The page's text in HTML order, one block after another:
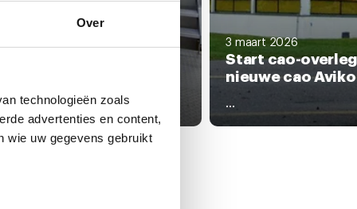
Over
technologieën zoals
advertenties en content,
wie uw gegevens gebruikt
2026
het cao-overleg over...
3 maart 2026
Start cao-
nieuwe cao Aviko
...